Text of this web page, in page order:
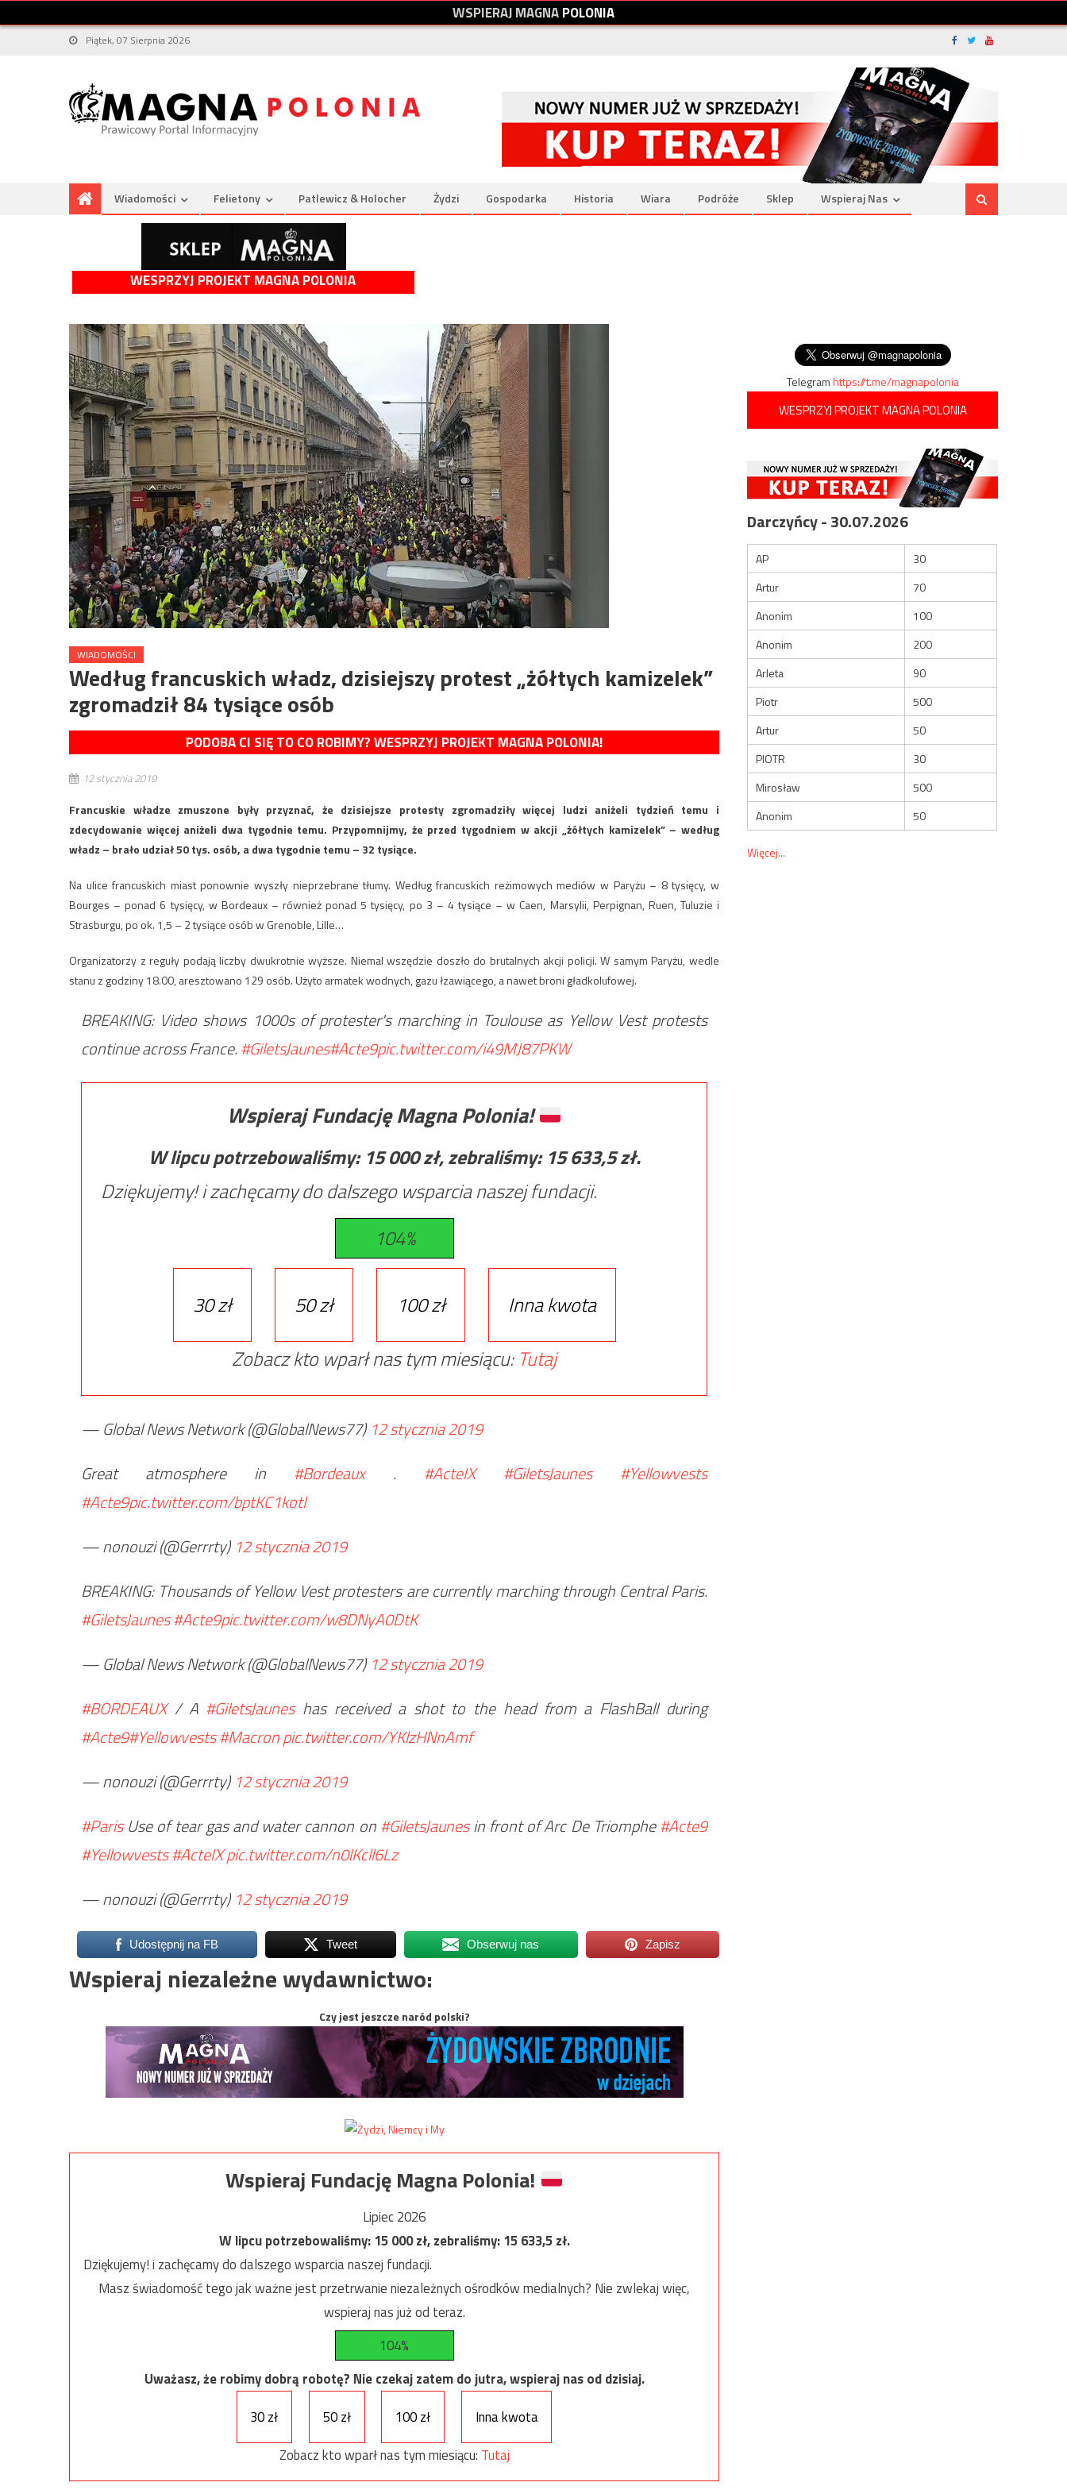
WSPIERAJMAGNAPOLONIA
Piątek, 07 Sierpnia 2026
Wiadomości Felietony Patlewicz & Holocher Żydzi Gospodarka Historia Wiara Podróże Sklep Wspieraj Nas
WESPRZYJ PROJEKT MAGNA POLONIA
WIADOMOŚCI
Według francuskich władz, dzisiejszy protest „żółtych kamizelek”
zgromadził 84 tysiące osób
PODOBA CI SIĘ TO CO ROBIMY? WESPRZYJ PROJEKT MAGNA POLONIA!
12 stycznia 2019
Francuskie władze zmuszone były przyznać, że dzisiejsze protesty zgromadziły więcej ludzi aniżeli tydzień temu i
zdecydowanie więcej aniżeli dwa tygodnie temu. Przypomnijmy, że przed tygodniem w akcji „żółtych kamizelek” – według
władz – brało udział 50 tys. osób, a dwa tygodnie temu – 32 tysiące.
Na ulice francuskich miast ponownie wyszły nieprzebrane tłumy. Według francuskich reżimowych mediów w Paryżu – 8 tysięcy, w
Bourges – ponad 6 tysięcy, w Bordeaux – również ponad 5 tysięcy, po 3 – 4 tysiące – w Caen, Marsylii, Perpignan, Ruen, Tuluzie i
Strasburgu, po ok. 1,5 – 2 tysiące osób w Grenoble, Lille…
Organizatorzy z reguły podają liczby dwukrotnie wyższe. Niemal wszędzie doszło do brutalnych akcji policji. W samym Paryżu, wedle
stanu z godziny 18.00, aresztowano 129 osób. Użyto armatek wodnych, gazu łzawiącego, a nawet broni gładkolufowej.
BREAKING: Video shows 1000s of protester's marching in Toulouse as Yellow Vest protests
continue across France.#GiletsJaunes#Acte9pic.twitter.com/i49MJ87PKW
Wspieraj Fundację Magna Polonia!
W lipcu potrzebowaliśmy: 15 000zł, zebraliśmy: 15 633,5zł.
Dziękujemy! i zachęcamy do dalszego wsparcia naszej fundacji.
104%
30 zł 50 zł 100 zł
Inna kwota
Zobacz kto wparł nas tym miesiącu: Tutaj
— Global News Network (@GlobalNews77) 12 stycznia 2019
Great atmosphere in #Bordeaux. #ActeIX #GiletsJaunes
#Yellowvests
#Acte9pic.twitter.com/bptKC1kotI
— nonouzi (@Gerrrty) 12 stycznia 2019
BREAKING: Thousands of Yellow Vest protesters are currently marching through Central Paris.
#GiletsJaunes#Acte9pic.twitter.com/w8DNyA0DtK
— Global News Network (@GlobalNews77) 12 stycznia 2019
#BORDEAUX/ A #GiletsJauneshas received a shot to the head from a FlashBall during
#Acte9#Yellowvests#Macronpic.twitter.com/YKlzHNnAmf
— nonouzi (@Gerrrty) 12 stycznia 2019
#ParisUse of tear gas and water cannon on#GiletsJaunesin front of Arc De Triomphe#Acte9
#Yellowvests#ActeIXpic.twitter.com/n0lKcll6Lz
— nonouzi (@Gerrrty) 12 stycznia 2019
Udostępnij na FB Tweet Obserwuj nas Zapisz
Wspieraj niezależne wydawnictwo:
Czy jest jeszcze naród polski?
Wspieraj Fundację Magna Polonia!
Lipiec 2026
W lipcu potrzebowaliśmy:15 000zł, zebraliśmy:15 633,5zł.
Dziękujemy! i zachęcamy do dalszego wsparcia naszej fundacji.
Masz świadomość tego jak ważne jest przetrwanie niezależnych ośrodków medialnych? Nie zwlekaj więc,
wspieraj nas już od teraz.
104%
Uważasz, że robimy dobrą robotę? Nie czekaj zatem do jutra, wspieraj nas od dzisiaj.
30 zł
50 zł 100 zł
Inna kwota
Zobacz kto wparł nas tym miesiącu: Tutaj
Telegramhttps://t.me/magnapolonia
WESPRZYJ PROJEKT MAGNA POLONIA
Darczyńcy - 30.07.2026
AP
30
Artur
70
Anonim
100
Anonim
200
Arleta
90
Piotr
500
Artur
50
PIOTR
30
Mirosław
500
Anonim
50
Więcej...